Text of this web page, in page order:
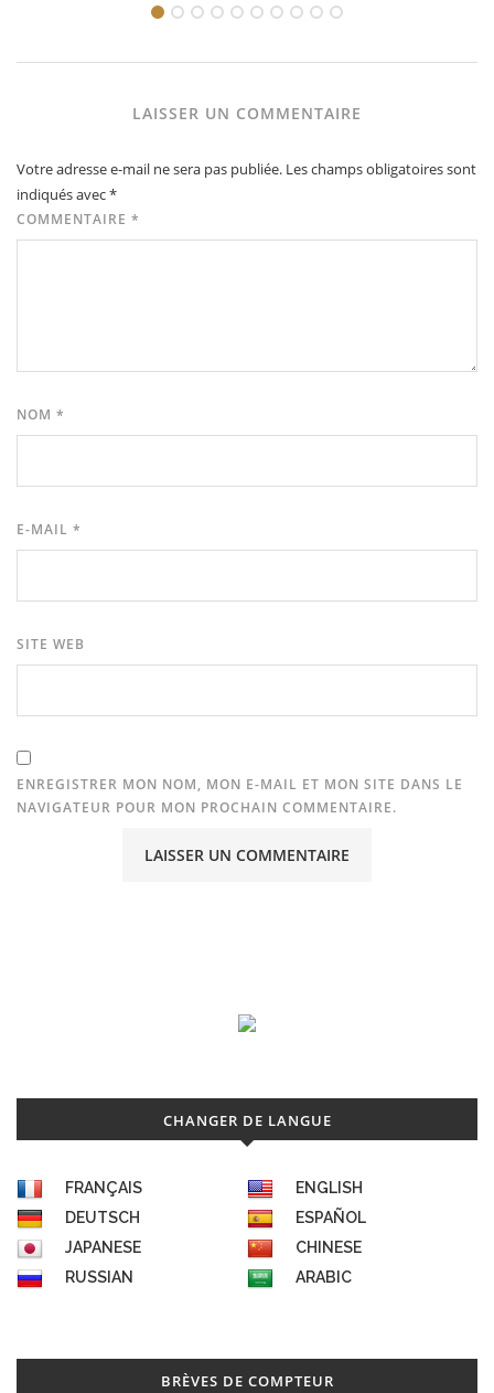
LAISSER UN COMMENTAIRE
Votre adresse e-mail ne sera pas publiée. Les champs obligatoires sont
indiqués avec*
COMMENTAIRE *
NOM *
E-MAIL *
SITE WEB
ENREGISTRER MON NOM, MON E-MAIL ET MON SITE DANS LE
NAVIGATEUR POUR MON PROCHAIN COMMENTAIRE.
CHANGER DE LANGUE
FRANÇAIS
ENGLISH
DEUTSCH
ESPAÑOL
JAPANESE
CHINESE
RUSSIAN
ARABIC
BRÈVES DE COMPTEUR